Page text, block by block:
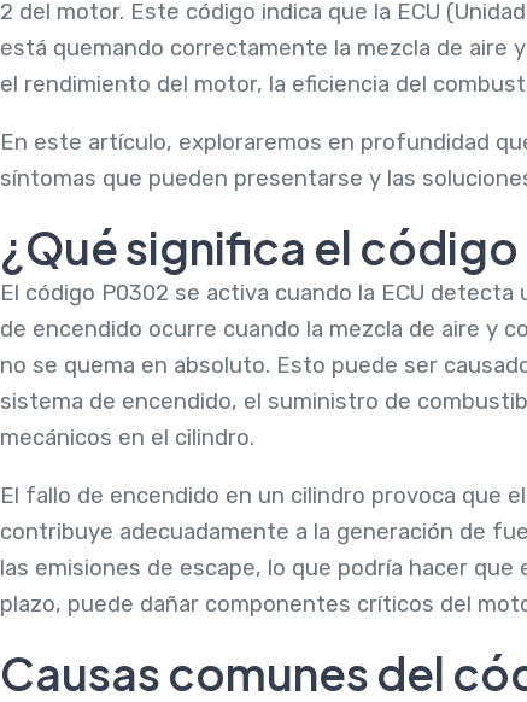
2 del motor. Este código indica que la ECU
está quemando correctamente la mezcla de
el rendimiento del motor, la eficiencia del
En este artículo, exploraremos en profundidad
síntomas que pueden presentarse y las
¿Qué significa el
El código P0302 se activa cuando la ECU
de encendido ocurre cuando la mezcla de aire y
no se quema en absoluto. Esto puede ser
sistema de encendido, el suministro de
mecánicos en el cilindro.
El fallo de encendido en un cilindro provoca que
contribuye adecuadamente a la generación de
las emisiones de escape, lo que podría hacer
plazo, puede dañar componentes críticos del
Causas comunes del